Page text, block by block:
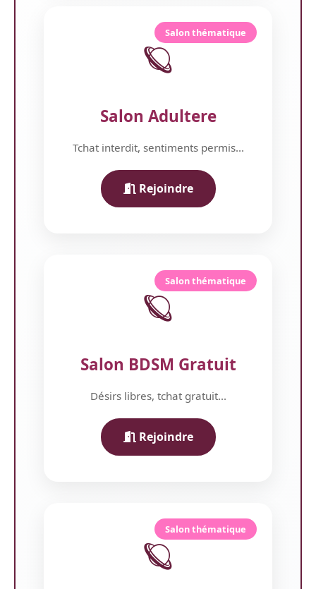
Salon thématique
🪐
Salon Adultere
Tchat interdit, sentiments permis...
Rejoindre
Salon thématique
🪐
Salon BDSM Gratuit
Désirs libres, tchat gratuit...
Rejoindre
Salon thématique
🪐